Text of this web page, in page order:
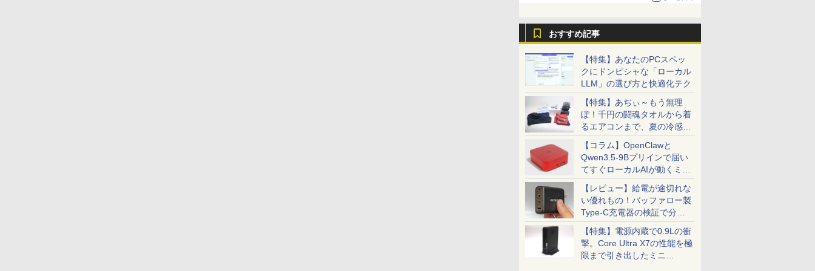
おすすめ記事
【特集】あなたのPCスペッ
クにドンピシャな「ローカル
LLM」の選び方と快適化テク
【特集】あぢぃ～もう無理
ぽ！千円の闘魂タオルから着
るエアコンまで、夏の冷感グ
ッズ一挙紹介
【コラム】OpenClawと
Qwen3.5-9Bプリインで届い
てすぐローカルAIが動くミニ
PC「SER9 Pro」
【レビュー】給電が途切れな
い優れもの！バッファロー製
Type-C充電器の検証で分か
ったこと
【特集】電源内蔵で0.9Lの衝
撃。Core Ultra X7の性能を極
限まで引き出したミニ